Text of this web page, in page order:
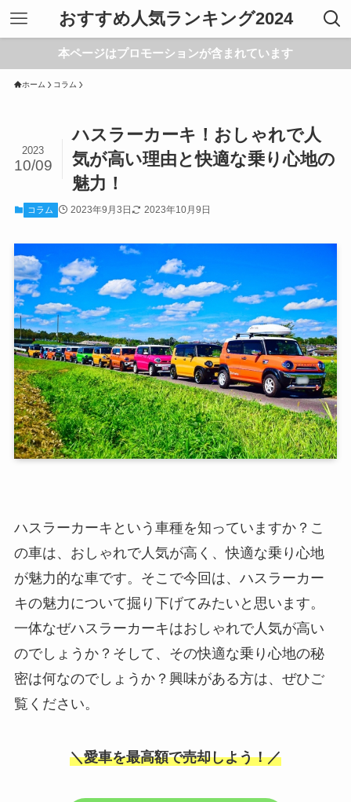
おすすめ人気ランキング2024
本ページはプロモーションが含まれています
ホーム コラム
ハスラーカーキ！おしゃれで人
気が高い理由と快適な乗り心地の
魅力！
2023
10/09
コラム 2023年9月3日 2023年10月9日
ハスラーカーキという車種を知っていますか？こ
の車は、おしゃれで人気が高く、快適な乗り心地
が魅力的な車です。そこで今回は、ハスラーカー
キの魅力について掘り下げてみたいと思います。
一体なぜハスラーカーキはおしゃれで人気が高い
のでしょうか？そして、その快適な乗り心地の秘
密は何なのでしょうか？興味がある方は、ぜひご
覧ください。
＼愛車を最高額で売却しよう！／